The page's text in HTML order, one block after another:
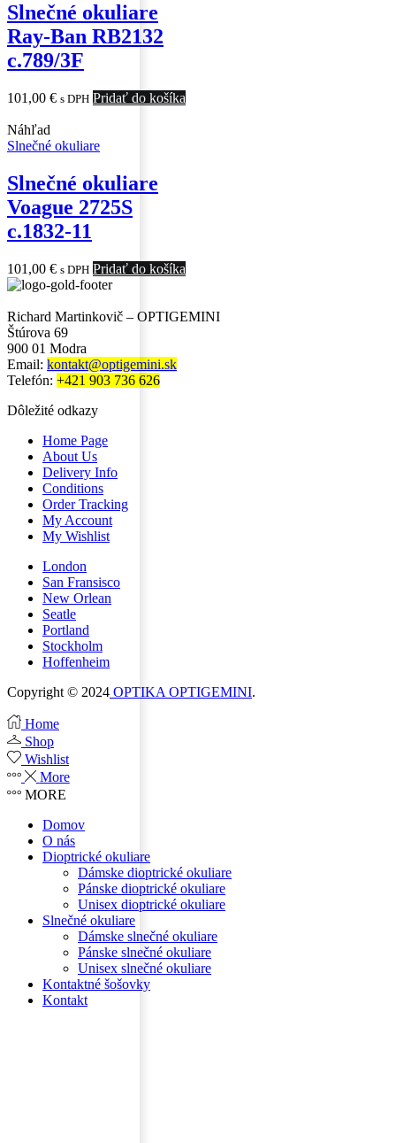
Slnečné okuliare
Ray-Ban RB2132
c.789/3F
101,00 € s DPH Pridať do košíka
Náhľad
Slnečné okuliare
Slnečné okuliare
Voague 2725S
c.1832-11
101,00 € s DPH Pridať do košíka
Richard Martinkovič – OPTIGEMINI
Štúrova 69
900 01 Modra
Email: kontakt@optigemini.sk
Telefón: +421 903 736 626
Dôležité odkazy
Home Page
About Us
Delivery Info
Conditions
Order Tracking
My Account
My Wishlist
London
San Fransisco
New Orlean
Seatle
Portland
Stockholm
Hoffenheim
Copyright © 2024 OPTIKA OPTIGEMINI.
Home
Shop
Wishlist
More
MORE
Domov
O nás
Dioptrické okuliare
Dámske dioptrické okuliare
Pánske dioptrické okuliare
Unisex dioptrické okuliare
Slnečné okuliare
Dámske slnečné okuliare
Pánske slnečné okuliare
Unisex slnečné okuliare
Kontaktné šošovky
Kontakt